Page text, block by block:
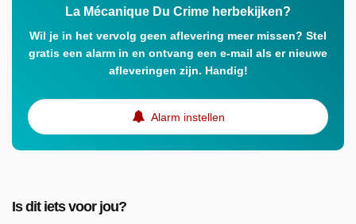
La Mécanique Du Crime herbekijken?
Wil je in het vervolg geen aflevering meer missen? Stel
gratis een alarm in en ontvang een e-mail als er nieuwe
afleveringen zijn. Handig!
Alarm instellen
Is dit iets voor jou?